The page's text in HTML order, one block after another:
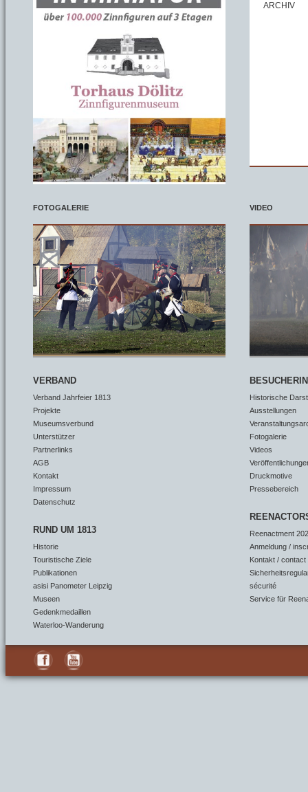
ARCHIV
FOTOGALERIE
VERBAND
Verband Jahrfeier 1813
Projekte
Museumsverbund
Unterstützer
Partnerlinks
AGB
Kontakt
Impressum
Datenschutz
RUND UM 1813
Historie
Touristische Ziele
Publikationen
asisi Panometer Leipzig
Museen
Gedenkmedaillen
Waterloo-Wanderung
VIDEO
Historische
Ausstellungen
Fotogalerie
Videos
Druckmotive
Pressebereich
Reenactment
Anmeldung /
Kontakt / contact
sécurité
Service für